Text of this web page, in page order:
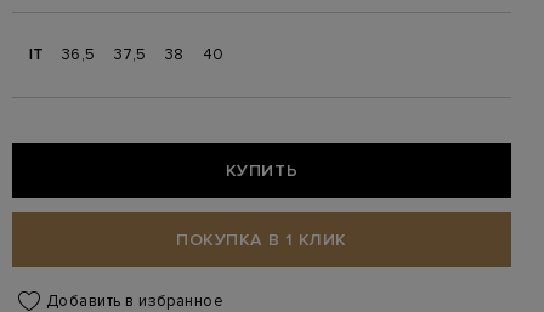
IT 36,5 37,5 38 40
КУПИТЬ
ПОКУПКА В 1 КЛИК
Добавить в избранное